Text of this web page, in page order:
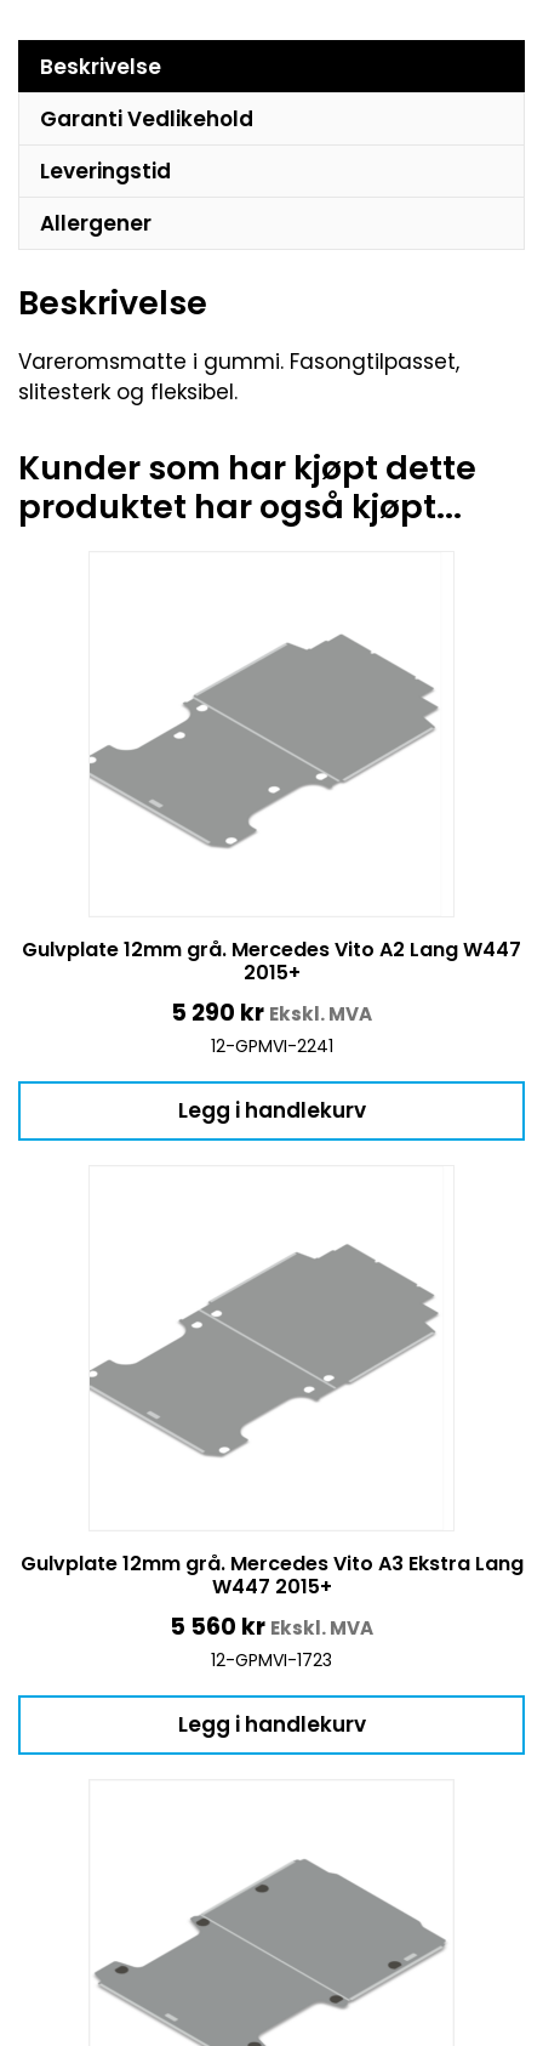
Beskrivelse
Garanti Vedlikehold
Leveringstid
Allergener
Beskrivelse
Vareromsmatte i gummi. Fasongtilpasset,
slitesterk og fleksibel.
Kunder som har kjøpt dette
produktet har også kjøpt...
Gulvplate 12mm grå. Mercedes Vito A2 Lang W447
2015+
5 290 kr Ekskl. MVA
12-GPMVI-2241
Legg i handlekurv
Gulvplate 12mm grå. Mercedes Vito A3 Ekstra Lang
W447 2015+
5 560 kr Ekskl. MVA
12-GPMVI-1723
Legg i handlekurv